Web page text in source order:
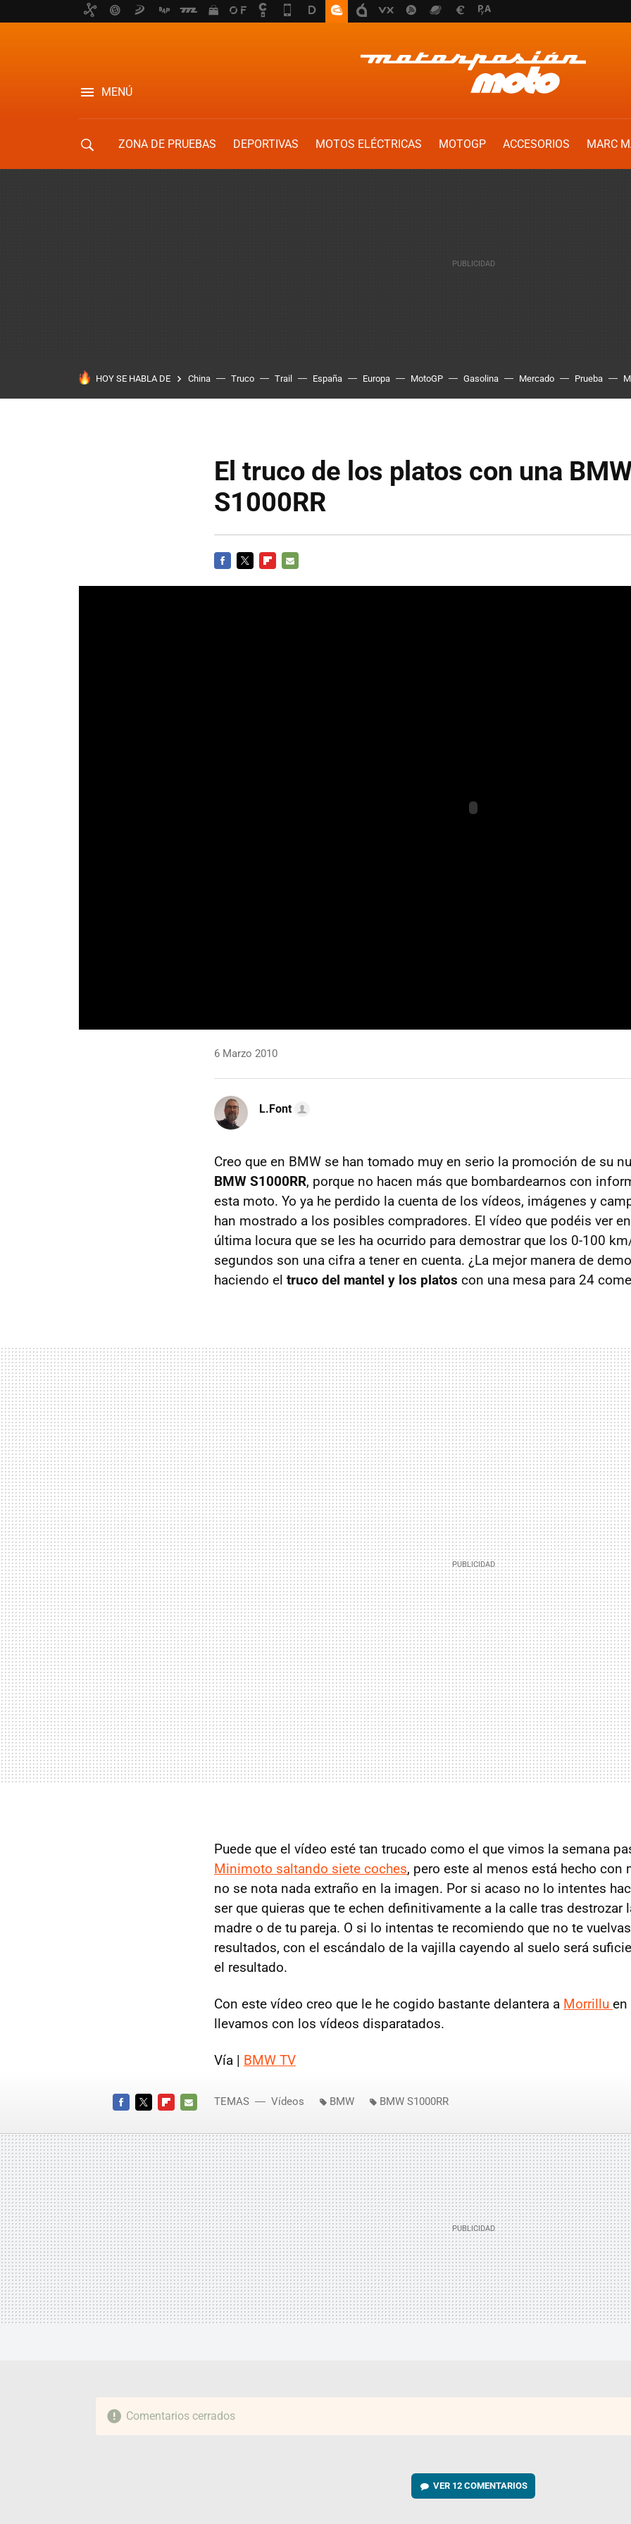
MENÚ
ZONA DE PRUEBAS DEPORTIVAS MOTOS ELÉCTRICAS MOTOGP ACCESORIOS
MARC
HOY SE HABLA DE China Truco Trail España Europa MotoGP Gasolina Mercado Prueba
El truco de los platos con una
S1000RR
6 Marzo 2010
L.Font
Creo que en BMW se han tomado muy en serio la promoción de su
BMW S1000RR, porque no hacen más que bombardearnos con
esta moto. Yo ya he perdido la cuenta de los vídeos, imágenes y
han mostrado a los posibles compradores. El vídeo que podéis ver
última locura que se les ha ocurrido para demostrar que los 0-100
segundos son una cifra a tener en cuenta. ¿La mejor manera de
haciendo el truco del mantel y los platos con una mesa para 24
Puede que el vídeo esté tan trucado como el que vimos la semana
Minimoto saltando siete coches, pero este al menos está hecho con
no se nota nada extraño en la imagen. Por si acaso no lo intentes
ser que quieras que te echen definitivamente a la calle tras destrozar
madre o de tu pareja. O si lo intentas te recomiendo que no te
resultados, con el escándalo de la vajilla cayendo al suelo será
el resultado.
Con este vídeo creo que le he cogido bastante delantera a Morrillu en
llevamos con los vídeos disparatados.
Vía | BMW TV
MAIL
TEMAS Vídeos BMW BMW S1000RR
Comentarios cerrados
VER 12 COMENTARIOS